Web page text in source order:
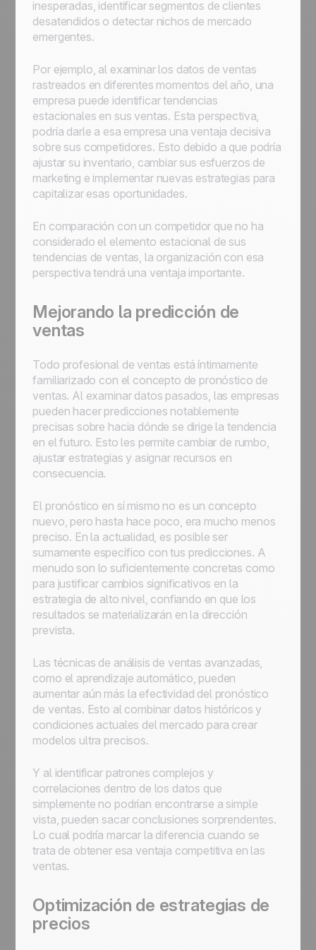
inesperadas, identificar segmentos de clientes
desatendidos o detectar nichos de mercado
emergentes.
Por ejemplo, al examinar los datos de ventas
rastreados en diferentes momentos del año, una
empresa puede identificar tendencias
estacionales en sus ventas. Esta perspectiva,
podría darle a esa empresa una ventaja decisiva
sobre sus competidores. Esto debido a que podría
ajustar su inventario, cambiar sus esfuerzos de
marketing e implementar nuevas estrategias para
capitalizar esas oportunidades.
En comparación con un competidor que no ha
considerado el elemento estacional de sus
tendencias de ventas, la organización con esa
perspectiva tendrá una ventaja importante.
Mejorando la predicción de
ventas
Todo profesional de ventas está íntimamente
familiarizado con el concepto de pronóstico de
ventas. Al examinar datos pasados, las empresas
pueden hacer predicciones notablemente
precisas sobre hacia dónde se dirige la tendencia
en el futuro. Esto les permite cambiar de rumbo,
ajustar estrategias y asignar recursos en
consecuencia.
El pronóstico en sí mismo no es un concepto
nuevo, pero hasta hace poco, era mucho menos
preciso. En la actualidad, es posible ser
sumamente específico con tus predicciones. A
menudo son lo suficientemente concretas como
para justificar cambios significativos en la
estrategia de alto nivel, confiando en que los
resultados se materializarán en la dirección
prevista.
Las técnicas de análisis de ventas avanzadas,
como el aprendizaje automático, pueden
aumentar aún más la efectividad del pronóstico
de ventas. Esto al combinar datos históricos y
condiciones actuales del mercado para crear
modelos ultra precisos.
Y al identificar patrones complejos y
correlaciones dentro de los datos que
simplemente no podrían encontrarse a simple
vista, pueden sacar conclusiones sorprendentes.
Lo cual podría marcar la diferencia cuando se
trata de obtener esa ventaja competitiva en las
ventas.
Optimización de estrategias de
precios